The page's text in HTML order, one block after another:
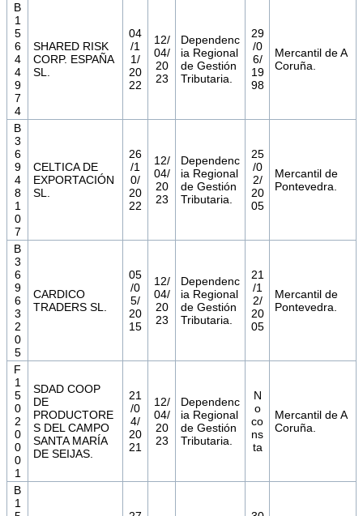
B
1
5
6
4
4
9
7
4
SHARED RISK
CORP. ESPAÑA
SL.
04
/1
1/
20
22
12/
04/
20
23
Dependenc
ia Regional
de Gestión
Tributaria.
29
/0
6/
19
98
Mercantil de A
Coruña.
B
3
6
9
4
8
1
0
7
CELTICA DE
EXPORTACIÓN
SL.
26
/1
0/
20
22
12/
04/
20
23
Dependenc
ia Regional
de Gestión
Tributaria.
25
/0
2/
20
05
Mercantil de
Pontevedra.
B
3
6
9
6
3
2
0
5
CARDICO
TRADERS SL.
05
/0
5/
20
15
12/
04/
20
23
Dependenc
ia Regional
de Gestión
Tributaria.
21
/1
2/
20
05
Mercantil de
Pontevedra.
F
1
5
0
2
0
0
0
1
SDAD COOP
DE
PRODUCTORE
S DEL CAMPO
SANTA MARÍA
DE SEIJAS.
21
/0
4/
20
21
12/
04/
20
23
Dependenc
ia Regional
de Gestión
Tributaria.
N
o
co
ns
ta
Mercantil de A
Coruña.
B
1